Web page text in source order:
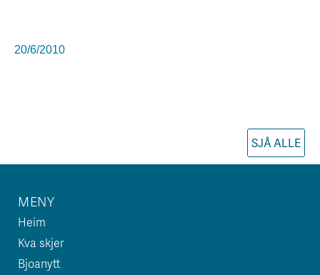
20/6/2010
SJÅ ALLE
MENY
Heim
Kva skjer
Bjoanytt